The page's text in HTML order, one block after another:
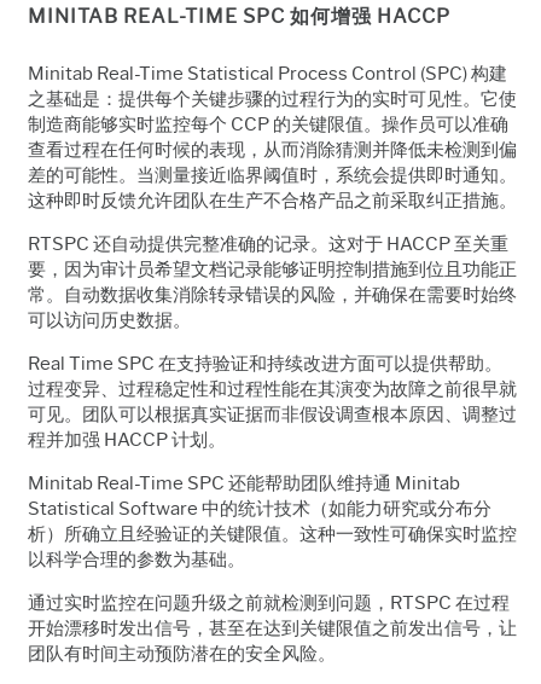
MINITAB REAL-TIME SPC 如何增强 HACCP
Minitab Real-Time Statistical Process Control (SPC) 构建
之基础是：提供每个关键步骤的过程行为的实时可见性。它使
制造商能够实时监控每个 CCP 的关键限值。操作员可以准确
查看过程在任何时候的表现，从而消除猜测并降低未检测到偏
差的可能性。当测量接近临界阈值时，系统会提供即时通知。
这种即时反馈允许团队在生产不合格产品之前采取纠正措施。
RTSPC 还自动提供完整准确的记录。这对于 HACCP 至关重
要，因为审计员希望文档记录能够证明控制措施到位且功能正
常。自动数据收集消除转录错误的风险，并确保在需要时始终
可以访问历史数据。
Real Time SPC 在支持验证和持续改进方面可以提供帮助。
过程变异、过程稳定性和过程性能在其演变为故障之前很早就
可见。团队可以根据真实证据而非假设调查根本原因、调整过
程并加强 HACCP 计划。
Minitab Real-Time SPC 还能帮助团队维持通 Minitab
Statistical Software 中的统计技术（如能力研究或分布分
析）所确立且经验证的关键限值。这种一致性可确保实时监控
以科学合理的参数为基础。
通过实时监控在问题升级之前就检测到问题，RTSPC 在过程
开始漂移时发出信号，甚至在达到关键限值之前发出信号，让
团队有时间主动预防潜在的安全风险。